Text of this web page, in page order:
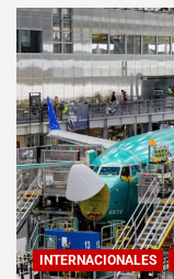
INTERNACIONALES